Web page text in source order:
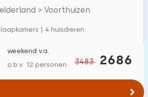
Veluwe> Voorthuizen
| 4 huisdieren
3483 2686
weekend v.a.
o.b.v. 12 personen